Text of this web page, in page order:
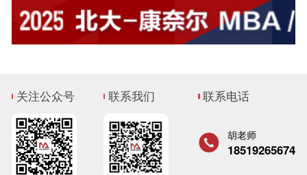
关注公众号 联系我们 联系电话
胡老师
18519265674